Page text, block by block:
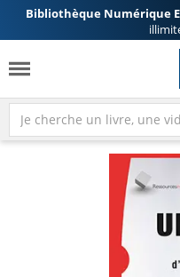
Bibliothèque Numérique